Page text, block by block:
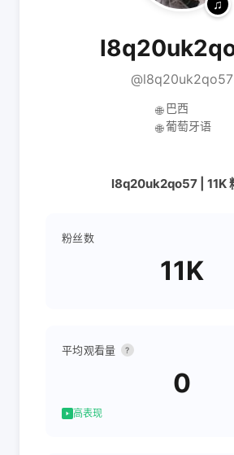
@l8q20uk2qo57
🌐 巴西
🌐 葡萄牙语
l8q20uk2qo57 | 11K
粉丝数
11K
平均观看量 ?
0
高表现